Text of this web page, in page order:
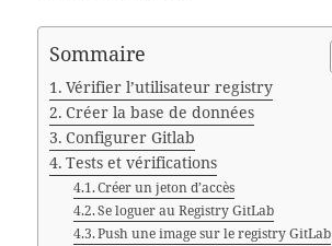
Sommaire
Vérifier l’utilisateur registry
Créer la base de données
Configurer Gitlab
Tests et vérifications
Créer un jeton d’accès
Se loguer au Registry GitLab
Push une image sur le registry GitLab